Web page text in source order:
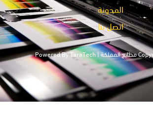
المدونة
اتصل بنا
TaraTech